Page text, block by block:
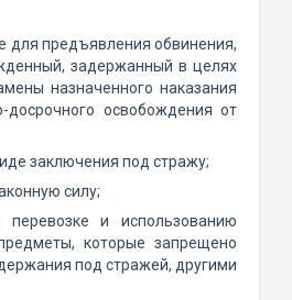
для предъявления обвинения,
задержанный в целях
назначенного наказания
освобождения от
заключения под стражу;
силу;
и использованию
которые запрещено
под стражей, другими